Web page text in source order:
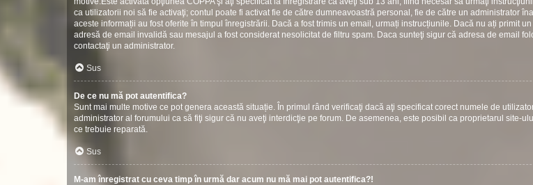
ca utilizatorii noi să fie activaţi; contul poate fi activat fie de către dumneavoastră personal, fie de către un administrator
aceste informații au fost oferite în timpul înregistrării. Dacă a fost trimis un email, urmați instrucțiunile. Dacă nu ați primit
adresă de email invalidă sau mesajul a fost considerat nesolicitat de filtru spam. Daca sunteţi sigur că adresa de email
contactaţi un administrator.
Sus
De ce nu mă pot autentifica?
Sunt mai multe motive ce pot genera această situație. În primul rând verificaţi dacă aţi specificat corect numele de
administrator al forumului ca să fiţi sigur că nu aveţi interdicţie pe forum. De asemenea, este posibil ca proprietarul site-
ce trebuie reparată.
Sus
M-am înregistrat cu ceva timp în urmă dar acum nu mă mai pot autentifica?!